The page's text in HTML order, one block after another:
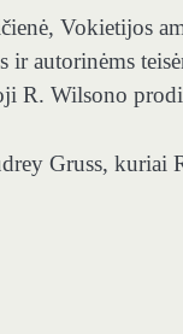
Vokietijos
autorinėms
R. Wilsono
Gruss, kuriai